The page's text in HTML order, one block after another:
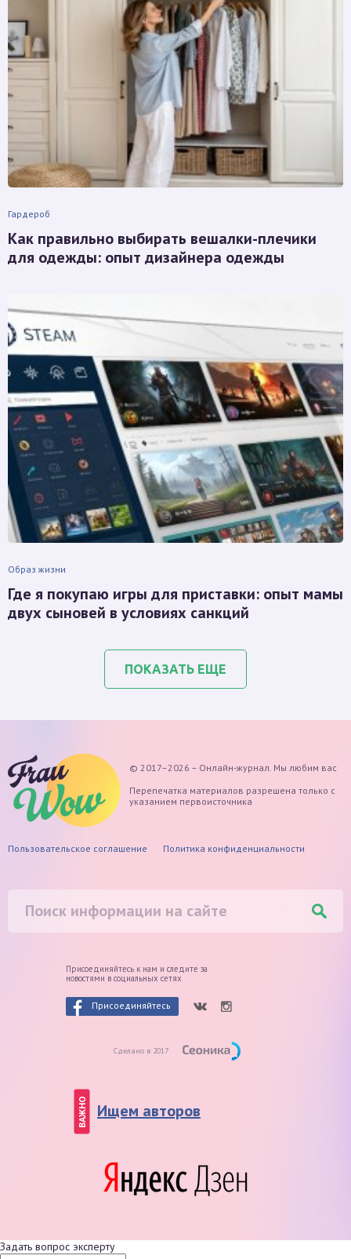
Гардероб
Как правильно выбирать вешалки-плечики
для одежды: опыт дизайнера одежды
Образ жизни
Где я покупаю игры для приставки: опыт мамы
двух сыновей в условиях санкций
ПОКАЗАТЬ ЕЩЕ
© 2017–2026 – Онлайн-журнал. Мы любим вас
Перепечатка материалов разрешена только с
указанием первоисточника
Пользовательское соглашение Политика конфиденциальности
Присоединяйтесь к нам и следите за
новостями в социальных сетях
Присоединяйтесь
Сделано в 2017
ВАЖНО Ищем авторов
Задать вопрос эксперту